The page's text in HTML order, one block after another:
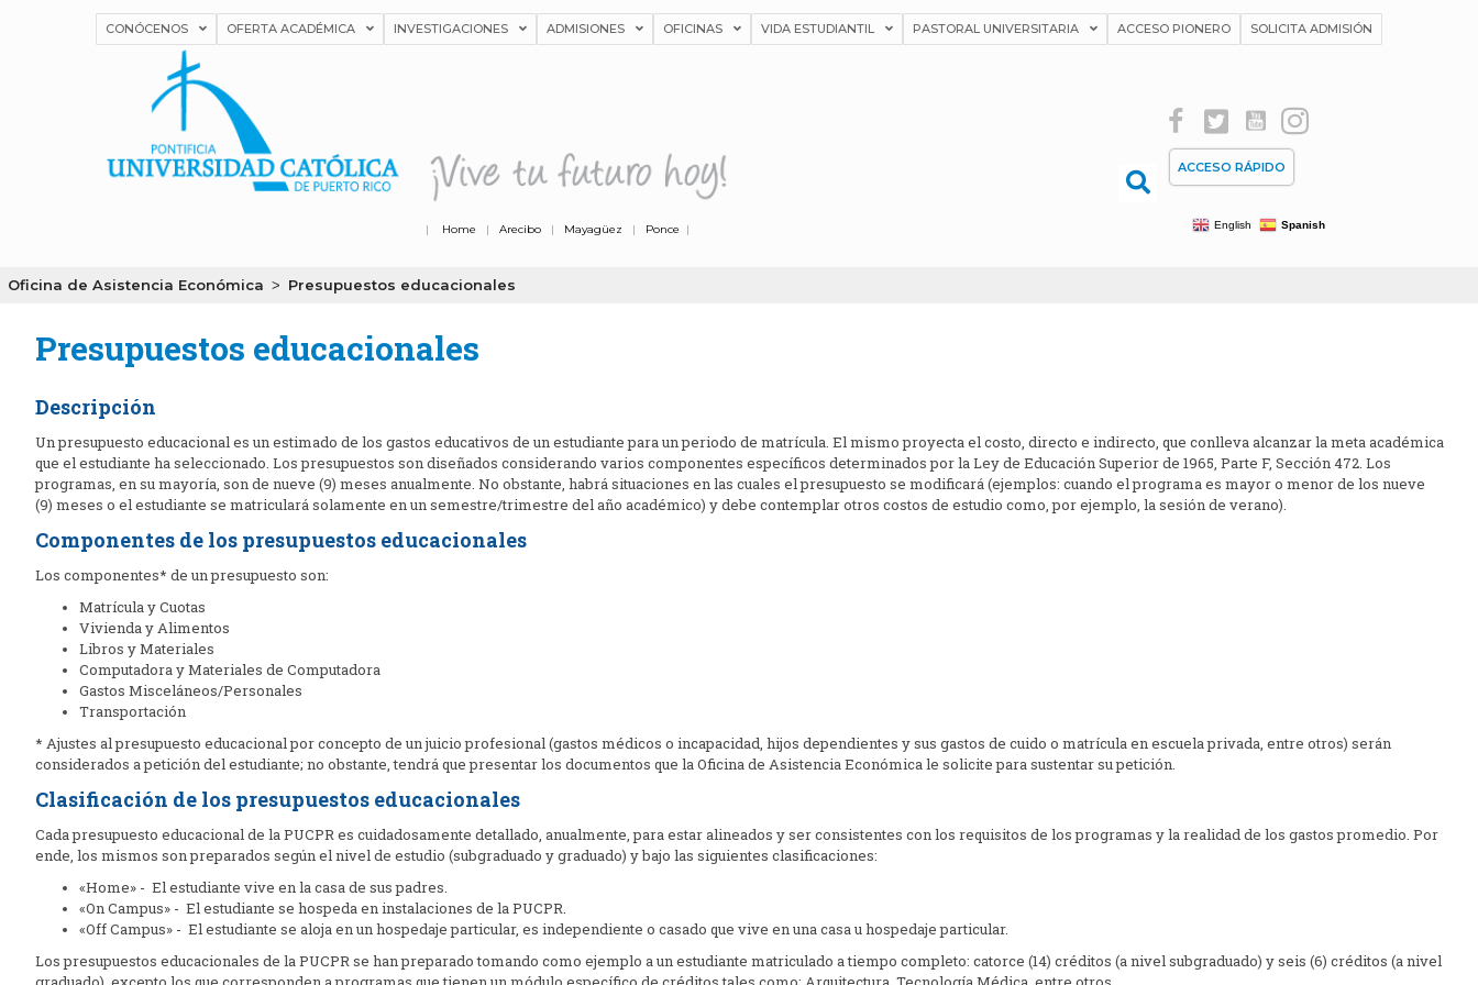
CONÓCENOS OFERTA ACADÉMICA INVESTIGACIONES ADMISIONES OFICINAS VIDA ESTUDIANTIL PASTORAL UNIVERSITARIA ACCESO PIONERO SOLICITA ADMISIÓN
| Home |Arecibo | Mayagüez | Ponce |
ACCESO RÁPIDO
English Spanish
Oficina de Asistencia Económica > Presupuestos educacionales
Presupuestos educacionales
Descripción
Un presupuesto educacional es un estimado de los gastos educativos de un estudiante para un periodo de matrícula. El mismo proyecta el costo, directo e indirecto, que conlleva alcanzar la meta académica
que el estudiante ha seleccionado. Los presupuestos son diseñados considerando varios componentes específicos determinados por la Ley de Educación Superior de 1965, Parte F, Sección 472. Los
programas, en su mayoría, son de nueve (9) meses anualmente. No obstante, habrá situaciones en las cuales el presupuesto se modificará (ejemplos: cuando el programa es mayor o menor de los nueve
(9) meses o el estudiante se matriculará solamente en un semestre/trimestre del año académico) y debe contemplar otros costos de estudio como, por ejemplo, la sesión de verano).
Componentes de los presupuestos educacionales
Los componentes* de un presupuesto son:
Matrícula y Cuotas
Vivienda y Alimentos
Libros y Materiales
Computadora y Materiales de Computadora
Gastos Misceláneos/Personales
Transportación
* Ajustes al presupuesto educacional por concepto de un juicio profesional (gastos médicos o incapacidad, hijos dependientes y sus gastos de cuido o matrícula en escuela privada, entre otros) serán
considerados a petición del estudiante; no obstante, tendrá que presentar los documentos que la Oficina de Asistencia Económica le solicite para sustentar su petición.
Clasificación de los presupuestos educacionales
Cada presupuesto educacional de la PUCPR es cuidadosamente detallado, anualmente, paraestar alineados y ser consistentes con los requisitos de los programas y la realidad de los gastospromedio. Por
ende, los mismos son preparados según el nivel de estudio (subgraduado y graduado) y bajo las siguientes clasificaciones:
«Home» - El estudiante vive en la casa de sus padres.
«On Campus» - El estudiante se hospeda en instalaciones de la PUCPR.
«Off Campus» - El estudiante se aloja en un hospedaje particular, es independiente o casado que vive en una casa u hospedajeparticular.
Los presupuestos educacionales de la PUCPR se han preparado tomando como ejemplo a unestudiante matriculado a tiempo completo: catorce (14) créditos (a nivel subgraduado) y seis (6) créditos (a nivel